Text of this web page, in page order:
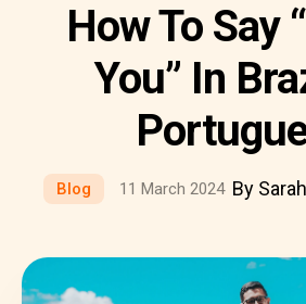
How To Say
You” In
Blog 11 March 2024 By